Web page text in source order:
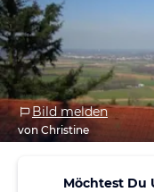
Bild melden
von Christine
Möchtest Du